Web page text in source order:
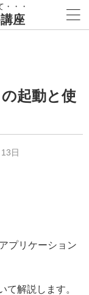
・・
座
起動と使
日
プリケーション
て解説します。